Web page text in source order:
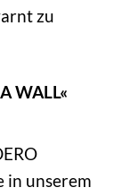
zu
WALL«
in unserem